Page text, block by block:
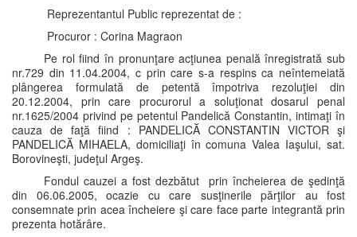
Reprezentantul Public reprezentat de :
Procuror : Corina Magraon
Pe rol fiind în pronunţare acţiunea penală înregistrată sub
nr.729 din 11.04.2004, c prin care s-a respins ca neîntemeiată
plângerea formulată de petentă împotriva rezoluţiei din
20.12.2004, prin care procurorul a soluţionat dosarul penal
nr.1625/2004 privind pe petentul Pandelică Constantin, intimaţi în
cauza de faţă fiind : PANDELICĂ CONSTANTIN VICTOR şi
PANDELICĂ MIHAELA, domiciliaţi în comuna Valea Iaşului, sat.
Borovineşti, judeţul Argeş.
Fondul cauzei a fost dezbătut prin încheierea de şedinţă
din 06.06.2005, ocazie cu care susţinerile părţilor au fost
consemnate prin acea încheiere şi care face parte integrantă prin
prezenta hotărâre.